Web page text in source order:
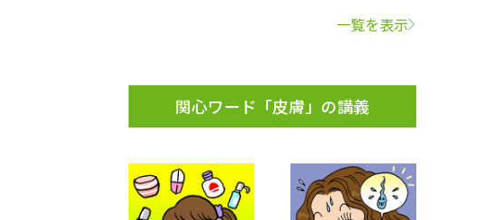
ト号特集ページ（高3生用）
（高2生用）
一覧を表示
関心ワード「皮膚」の講義